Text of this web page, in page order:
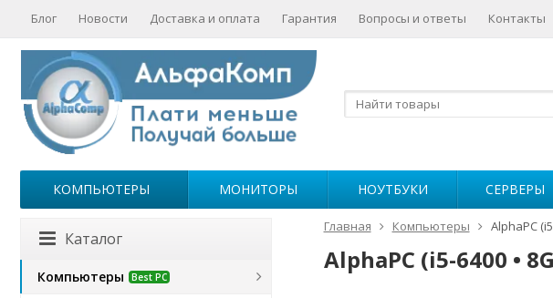
Блог Новости Доставка и оплата Гарантия Вопросы и ответы Контакты
КОМПЬЮТЕРЫ МОНИТОРЫ НОУТБУКИ СЕРВЕРЫ
Главная Компьютеры AlphaPC
AlphaPC (i5-6400 •
Каталог
Компьютеры Best PC